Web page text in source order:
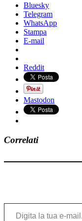
Bluesky
Telegram
WhatsApp
Stampa
E-mail
Reddit
Mastodon
Correlati
Digita la tua e-mail...